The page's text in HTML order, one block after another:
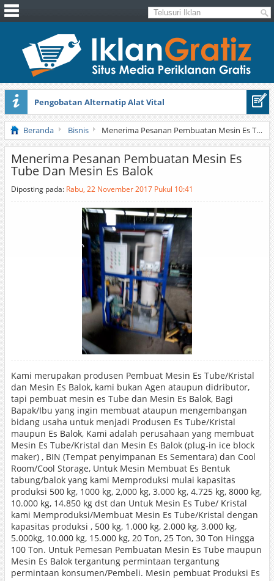
Pengobatan Alternatip Alat Vital
Pita Cantik Pesona
Beranda Bisnis Menerima Pesanan Pembuatan Mesin Es Tube Dan Mesin Es Balok
Menerima Pesanan Pembuatan Mesin Es
Tube Dan Mesin Es Balok
Diposting pada: Rabu, 22 November 2017 Pukul 10:41
Kami merupakan produsen Pembuat Mesin Es Tube/Kristal
dan Mesin Es Balok, kami bukan Agen ataupun didributor,
tapi pembuat mesin es Tube dan Mesin Es Balok, Bagi
Bapak/Ibu yang ingin membuat ataupun mengembangan
bidang usaha untuk menjadi Produsen Es Tube/Kristal
maupun Es Balok, Kami adalah perusahaan yang membuat
Mesin Es Tube/Kristal dan Mesin Es Balok (plug-in ice block
maker) , BIN (Tempat penyimpanan Es Sementara) dan Cool
Room/Cool Storage, Untuk Mesin Membuat Es Bentuk
tabung/balok yang kami Memproduksi mulai kapasitas
produksi 500 kg, 1000 kg, 2,000 kg, 3.000 kg, 4.725 kg, 8000 kg,
10.000 kg, 14.850 kg dst dan Untuk Mesin Es Tube/ Kristal
kami Memproduksi/Membuat Mesin Es Tube/Kristal dengan
kapasitas produksi , 500 kg, 1.000 kg, 2.000 kg, 3.000 kg,
5.000kg, 10.000 kg, 15.000 kg, 20 Ton, 25 Ton, 30 Ton Hingga
100 Ton. Untuk Pemesan Pembuatan Mesin Es Tube maupun
Mesin Es Balok tergantung permintaan tergantung
permintaan konsumen/Pembeli. Mesin pembuat Produksi Es